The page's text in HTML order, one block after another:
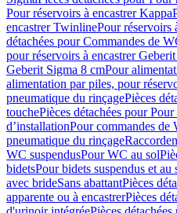
Pour réservoirs à encastrer Kappa
encastrer TwinlinePour réservoirs
détachées pour Commandes de
pour réservoirs à encastrer
Geberit Sigma 8 cmPour
alimentation par piles, pour
pneumatique du rinçagePièces
touchePièces détachées pour
d’installationPour commandes de
pneumatique du rinçage
WC suspendusPour WC au sol
bidetsPour bidets suspendus et au
avec brideSans abattantPièces
apparente ou à encastrerPièces